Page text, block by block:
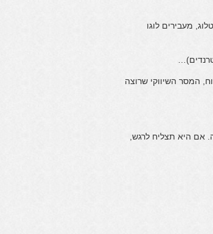
מעבירים לוגו
המסר השיווקי שרוצה
אם היא תצליח לרגש,